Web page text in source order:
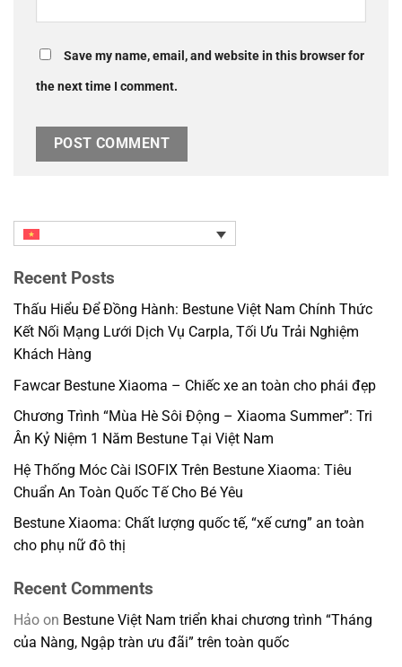
Save my name, email, and website in this browser for
the next time I comment.
Recent Posts
Thấu Hiểu Để Đồng Hành: Bestune Việt Nam Chính Thức
Kết Nối Mạng Lưới Dịch Vụ Carpla, Tối Ưu Trải Nghiệm
Khách Hàng
Fawcar Bestune Xiaoma – Chiếc xe an toàn cho phái đẹp
Chương Trình “Mùa Hè Sôi Động – Xiaoma Summer”: Tri
Ân Kỷ Niệm 1 Năm Bestune Tại Việt Nam
Hệ Thống Móc Cài ISOFIX Trên Bestune Xiaoma: Tiêu
Chuẩn An Toàn Quốc Tế Cho Bé Yêu
Bestune Xiaoma: Chất lượng quốc tế, “xế cưng” an toàn
cho phụ nữ đô thị
Recent Comments
Hảo on Bestune Việt Nam triển khai chương trình “Tháng
của Nàng, Ngập tràn ưu đãi” trên toàn quốc